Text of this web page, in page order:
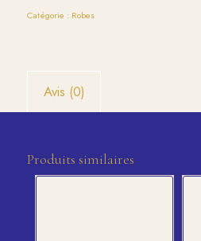
Catégorie : Robes
Avis (0)
Produits similaires